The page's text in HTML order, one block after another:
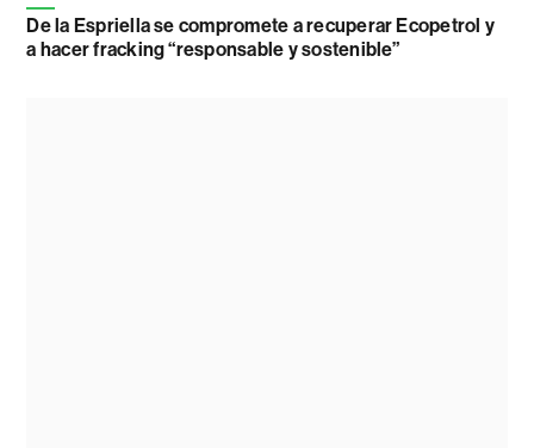
De la Espriella se compromete a recuperar Ecopetrol y
a hacer fracking “responsable y sostenible”